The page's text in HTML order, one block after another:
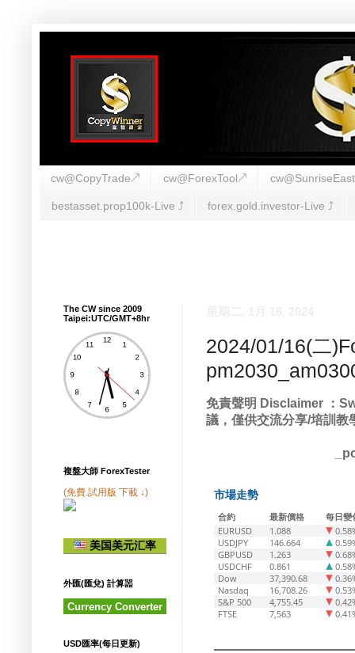
cw@CopyTrade↗ cw@ForexTool↗
bestasset.prop100k-Live ⤴︎ forex.gold.investor-Live ⤴︎
2024/01/16(二
免責聲明 Disclaimer ：
議，僅供交流分享/培訓教
市場走勢
合約 最新價格
每日變
EURUSD
1.088
USDJPY
146.664
GBPUSD
1.263
USDCHF
0.861
Dow
37,390.68
Nasdaq
16,708.26
S&P 500
4,755.45
FTSE
7,563
The CW since 2009
Taipei:UTC/GMT+8hr
複盤大師 ForexTester
(免費.試用版 下載 ↓)
美国美元汇率
外匯(匯兌) 計算噐
Currency Converter
USD匯率(每日更新)